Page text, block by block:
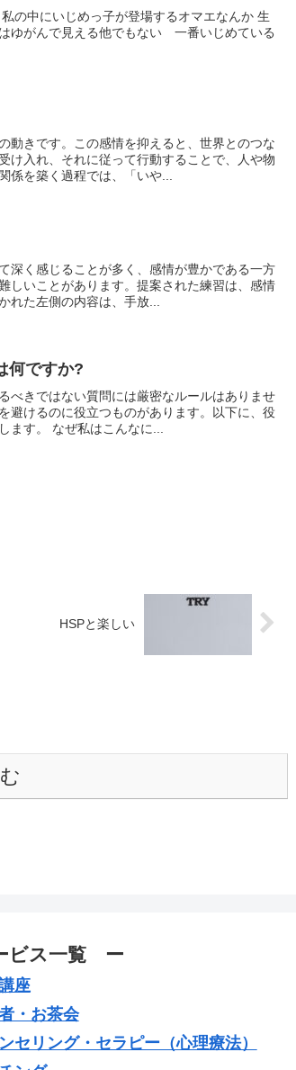
の中にいじめっ子が登場するオマエなんか 生
ゆがんで見える他でもない 一番いじめている
動きです。この感情を抑えると、世界とのつな
け入れ、それに従って行動することで、人や物
係を築く過程では、「いや...
深く感じることが多く、感情が豊かである一方
しいことがあります。提案された練習は、感情
れた左側の内容は、手放...
何ですか?
べきではない質問には厳密なルールはありませ
避けるのに役立つものがあります。以下に、役
ます。 なぜ私はこんなに...
HSPと楽しい
ビス一覧 ー
座
・お茶会
セリング・セラピー（心理療法）